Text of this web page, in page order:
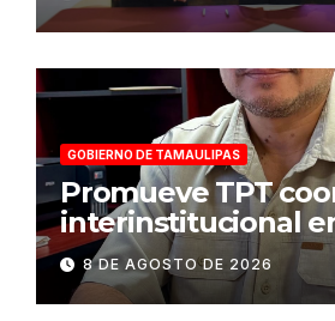
víctimas y la
en Tamaulipas
GOBIERNO DE TAMAULIPAS
Promueve TPT
interinstitucional
de transparencia y
la información
8 DE AGOSTO DE 2026